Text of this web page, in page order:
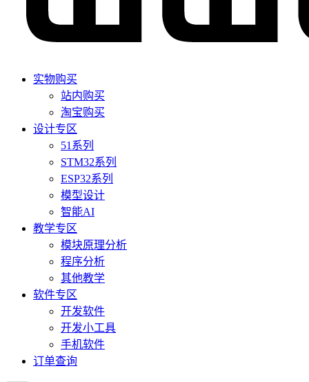
实物购买
站内购买
淘宝购买
设计专区
51系列
STM32系列
ESP32系列
模型设计
智能AI
教学专区
模块原理分析
程序分析
其他教学
软件专区
开发软件
开发小工具
手机软件
订单查询